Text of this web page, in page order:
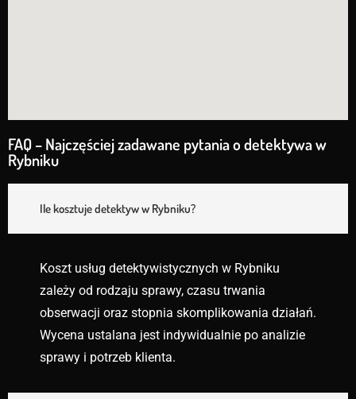
FAQ – Najczęściej zadawane pytania o detektywa w
Rybniku
Ile kosztuje detektyw w Rybniku?
Koszt usług detektywistycznych w Rybniku
zależy od rodzaju sprawy, czasu trwania
obserwacji oraz stopnia skomplikowania działań.
Wycena ustalana jest indywidualnie po analizie
sprawy i potrzeb klienta.